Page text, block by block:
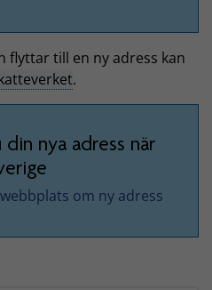
flyttar till en ny adress kan
.
din nya adress när
om ny adress